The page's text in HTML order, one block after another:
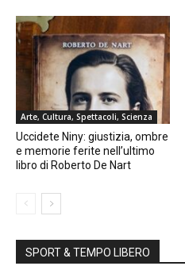
Arte, Cultura, Spettacoli, Scienza
Uccidete Niny: giustizia, ombre
e memorie ferite nell’ultimo
libro di Roberto De Nart
SPORT & TEMPO LIBERO